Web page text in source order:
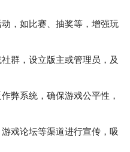
，如比赛、抽奖等，增强玩
，设立版主或管理员，及
系统，确保游戏公平性，
论坛等渠道进行宣传，吸